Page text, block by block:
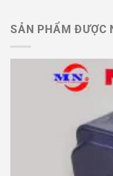
SẢN PHẨM ĐƯỢC